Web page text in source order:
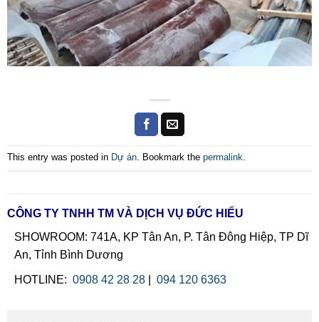
This entry was posted in Dự án. Bookmark the permalink.
CÔNG TY TNHH TM VÀ DỊCH VỤ ĐỨC HIẾU
SHOWROOM: 741A, KP Tân An, P. Tân Đông Hiệp, TP Dĩ
An, Tỉnh Bình Dương
HOTLINE: 0908 42 28 28 094 120 6363